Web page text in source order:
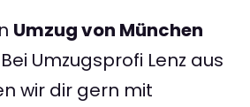
Umzug von München
Umzugsprofi Lenz aus
wir dir gern mit